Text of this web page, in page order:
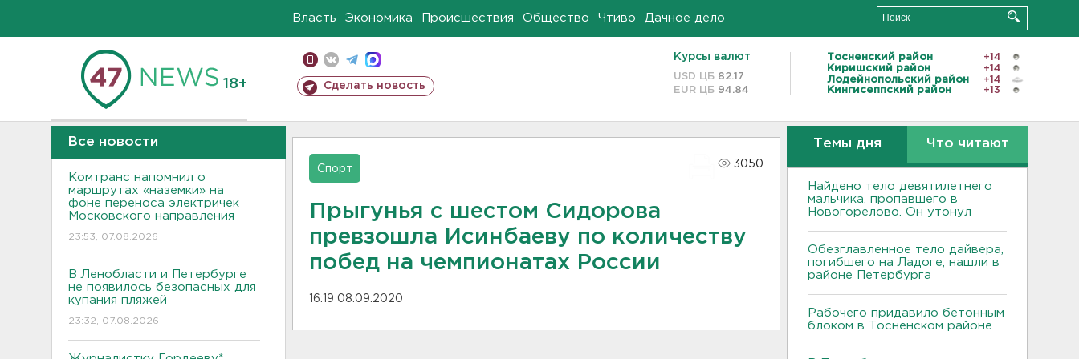
Власть Экономика Происшествия Общество Чтиво Дачное дело
18+ Сделать новость
Курсы валют
USD ЦБ 82.17
EUR ЦБ 94.84
Тосненский район
+14
Киришский район
+14
Лодейнопольский район
+14
Кингисеппский район
+13
Все новости
Комтранс напомнил о
маршрутах «наземки» на
фоне переноса электричек
Московского направления
23:53, 07.08.2026
В Ленобласти и Петербурге
не появилось безопасных для
купания пляжей
23:32, 07.08.2026
Спорт
3050
Прыгунья с шестом Сидорова
превзошла Исинбаеву по количеству
побед на чемпионатах России
16:19 08.09.2020
Темы дня Что читают
Найдено тело девятилетнего
мальчика, пропавшего в
Новогорелово. Он утонул
Обезглавленное тело дайвера,
погибшего на Ладоге, нашли в
районе Петербурга
Рабочего придавило бетонным
блоком в Тосненском районе